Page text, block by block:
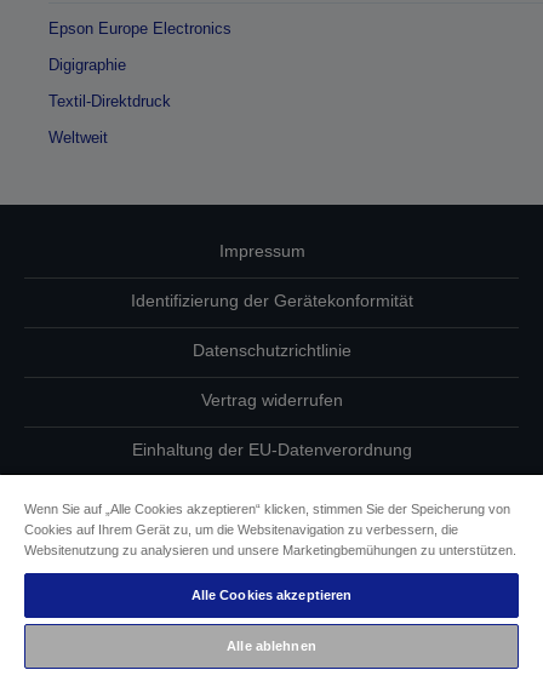
Epson Europe Electronics
Digigraphie
Textil-Direktdruck
Weltweit
Impressum
Identifizierung der Gerätekonformität
Datenschutzrichtlinie
Vertrag widerrufen
Einhaltung der EU-Datenverordnung
Informationen zu Cookies
Epson Engagement für Barrierefreiheit
Copyright © 2026 Seiko Epson
Wenn Sie auf „Alle Cookies akzeptieren“ klicken, stimmen Sie der Speicherung von
Cookies auf Ihrem Gerät zu, um die Websitenavigation zu verbessern, die
Websitenutzung zu analysieren und unsere Marketingbemühungen zu unterstützen.
Alle Cookies akzeptieren
Alle ablehnen